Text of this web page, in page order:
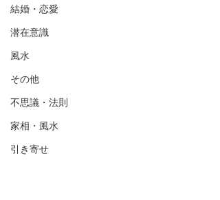
結婚・恋愛
潜在意識
風水
その他
不思議・法則
家相・風水
引き寄せ